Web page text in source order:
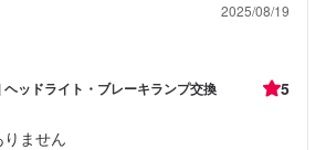
2025/08/19
ヘッドライト・ブレーキランプ交換 5
ません